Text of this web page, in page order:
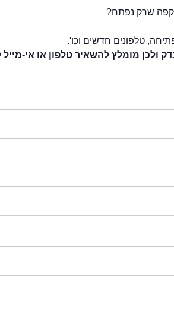
שרק נפתח?
טלפונים חדשים וכו'.
ולכן מומלץ להשאיר טלפון או אי-